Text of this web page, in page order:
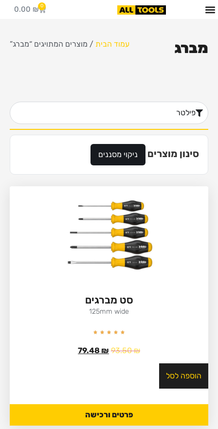
0.00 ₪ 0
מברג עמוד הבית / מוצרים המתויגים “מברג”
פילטר
סינון מוצרים ניקוי מסננים
סט מברגים
125mm wide
93.50₪
79.48 ₪
הוספה לסל
פרטים ורכישה